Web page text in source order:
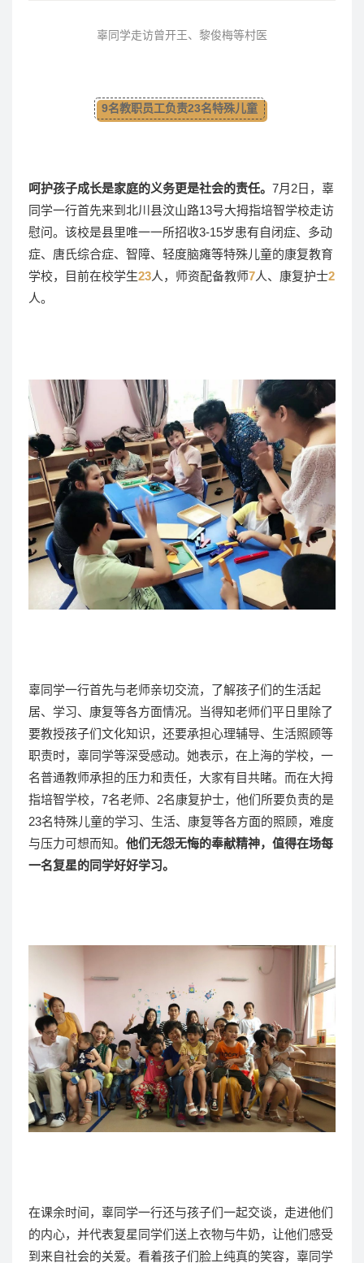
辜同学走访曾开王、黎俊梅等村医
9名教职员工负责23名特殊儿童
呵护孩子成长是家庭的义务更是社会的责任。 7月2日，辜
同学一行首先来到北川县汶山路13号大拇指培智学校走访
慰问。该校是县里唯一一所招收3-15岁患有自闭症、多动
症、唐氏综合症、智障、轻度脑瘫等特殊儿童的康复教育
学校，目前在校学生23人，师资配备教师7人、康复护士2
人。
辜同学一行首先与老师亲切交流，了解孩子们的生活起
居、学习、康复等各方面情况。当得知老师们平日里除了
要教授孩子们文化知识，还要承担心理辅导、生活照顾等
职责时，辜同学等深受感动。她表示，在上海的学校，一
名普通教师承担的压力和责任，大家有目共睹。而在大拇
指培智学校，7名老师、2名康复护士，他们所要负责的是
23名特殊儿童的学习、生活、康复等各方面的照顾，难度
与压力可想而知。 他们无怨无悔的奉献精神，值得在场每
一名复星的同学好好学习。
在课余时间，辜同学一行还与孩子们一起交谈，走进他们
的内心，并代表复星同学们送上衣物与牛奶，让他们感受
到来自社会的关爱。看着孩子们脸上纯真的笑容，辜同学